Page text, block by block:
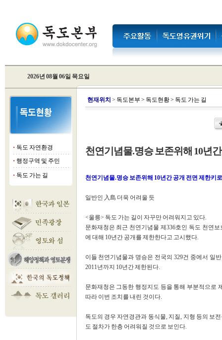
2026년 08월 06일 목요일
■ 독도 자연환경
■ 행정구역 및 주민
■ 독도 가는 길
현재위치 > 독도본부 > 독도현황> 독도 가는 길
천연기념물.명승 보존위해 10년
천연기념물.명승 보존위해 10년간 공개 전면 제한키로
일반인 入島 더욱 어려울 듯
<울릉> 독도 가는 길이 자꾸만 어려워지고 있다.
문화재청은 최근 천연기념물 제336호인 독도 천연
에 대해 10년간 공개를 제한한다고 고시했다.
이들 천연기념물과 명승은 전국의 329건 중에서 일
2011년까지 10년간 제한된다.
문화재청은 그동한 행정지도 등을 통해 부분적으로
따라 이번 조치를 내린 것이다.
독도의 경우 자연경관과 동식물, 지질, 지형 등의 보
도 절차가 한층 어려워질 것으로 보인다.